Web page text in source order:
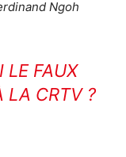
Ngoh
LE FAUX
LA CRTV ?